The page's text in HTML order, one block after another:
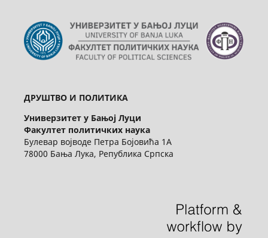
ДРУШТВО И ПОЛИТИКА
Универзитет у Бањој Луци
Факултет политичких наука
Булевар војводе Петра Бојовића 1А
78000 Бања Лука, Република Српска